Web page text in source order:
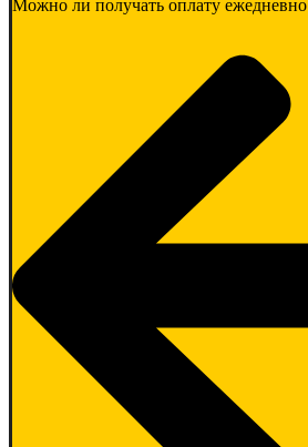
Можно ли получать оплату ежедневно